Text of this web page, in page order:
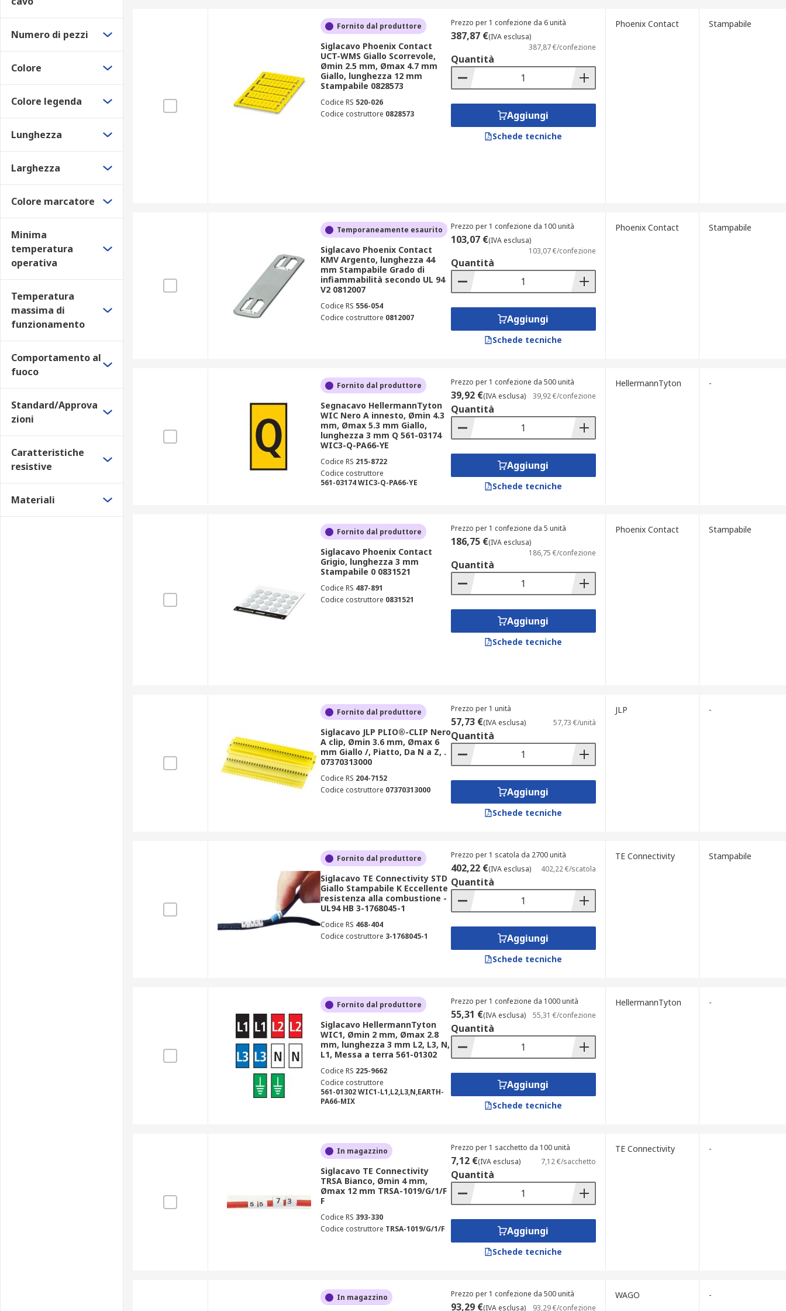
Numero di pezzi
Colore
Colore legenda
Lunghezza
Larghezza
Colore marcatore
Minima
temperatura
operativa
Temperatura
massima di
funzionamento
Comportamento al
fuoco
Standard/Approva
zioni
Caratteristiche
resistive
Materiali
Fornito dal produttore
Siglacavo Phoenix Contact
UCT-WMS Giallo Scorrevole,
Ømin 2.5 mm, Ømax 4.7 mm
Giallo, lunghezza 12 mm
Stampabile 0828573
Codice RS 520-026
Codice costruttore 0828573
Prezzo per 1 confezione da 6 unità
387,87 €(IVA esclusa)
387,87 €/confezione
Quantità
Aggiungi
Schede tecniche
Phoenix Contact Stampabile
Temporaneamente esaurito
Siglacavo Phoenix Contact
KMV Argento, lunghezza 44
mm Stampabile Grado di
infiammabilità secondo UL 94
V2 0812007
Codice RS 556-054
Codice costruttore 0812007
Prezzo per 1 confezione da 100 unità
103,07 €(IVA esclusa)
103,07 €/confezione
Quantità
Aggiungi
Schede tecniche
Phoenix Contact Stampabile
Fornito dal produttore
Segnacavo HellermannTyton
WIC Nero A innesto, Ømin 4.3
mm, Ømax 5.3 mm Giallo,
lunghezza 3 mm Q 561-03174
WIC3-Q-PA66-YE
Codice RS 215-8722
Codice costruttore
561-03174 WIC3-Q-PA66-YE
Prezzo per 1 confezione da 500 unità
39,92 €(IVA esclusa) 39,92 €/confezione
Quantità
Aggiungi
Schede tecniche
HellermannTyton -
Fornito dal produttore
Siglacavo Phoenix Contact
Grigio, lunghezza 3 mm
Stampabile 0 0831521
Codice RS 487-891
Codice costruttore 0831521
Prezzo per 1 confezione da 5 unità
186,75 €(IVA esclusa)
186,75 €/confezione
Quantità
Aggiungi
Schede tecniche
Phoenix Contact Stampabile
Fornito dal produttore
Siglacavo JLP PLIO®-CLIP Nero
A clip, Ømin 3.6 mm, Ømax 6
mm Giallo /, Piatto, Da N a Z, .
07370313000
Codice RS 204-7152
Codice costruttore 07370313000
Prezzo per 1 unità
57,73 €(IVA esclusa) 57,73 €/unità
Quantità
Aggiungi
Schede tecniche
JLP -
Fornito dal produttore
Siglacavo TE Connectivity STD
Giallo Stampabile K Eccellente
resistenza alla combustione -
UL94 HB 3-1768045-1
Codice RS 468-404
Codice costruttore 3-1768045-1
Prezzo per 1 scatola da 2700 unità
402,22 €(IVA esclusa) 402,22 €/scatola
Quantità
Aggiungi
Schede tecniche
TE Connectivity Stampabile
Fornito dal produttore
Siglacavo HellermannTyton
WIC1, Ømin 2 mm, Ømax 2.8
mm, lunghezza 3 mm L2, L3, N,
L1, Messa a terra 561-01302
Codice RS 225-9662
Codice costruttore
561-01302 WIC1-L1,L2,L3,N,EARTH-
PA66-MIX
Prezzo per 1 confezione da 1000 unità
55,31 €(IVA esclusa) 55,31 €/confezione
Quantità
Aggiungi
Schede tecniche
HellermannTyton -
In magazzino
Siglacavo TE Connectivity
TRSA Bianco, Ømin 4 mm,
Ømax 12 mm TRSA-1019/G/1/F
F
Codice RS 393-330
Codice costruttore TRSA-1019/G/1/F
Prezzo per 1 sacchetto da 100 unità
7,12 €(IVA esclusa) 7,12 €/sacchetto
Quantità
Aggiungi
Schede tecniche
TE Connectivity -
In magazzino Prezzo per 1 confezione da 500 unità
93,29 €(IVA esclusa) 93,29 €/confezione
WAGO -